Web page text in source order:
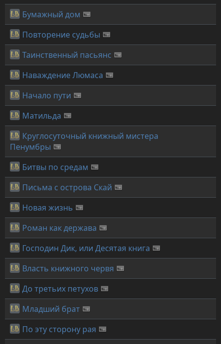
Бумажный дом
Повторение судьбы
Таинственный пасьянс
Наваждение Люмаса
Начало пути
Матильда
Круглосуточный книжный мистера
Пенумбры
Битвы по средам
Письма с острова Скай
Новая жизнь
Роман как держава
Господин Дик, или Десятая книга
Власть книжного червя
До третьих петухов
Младший брат
По эту сторону рая